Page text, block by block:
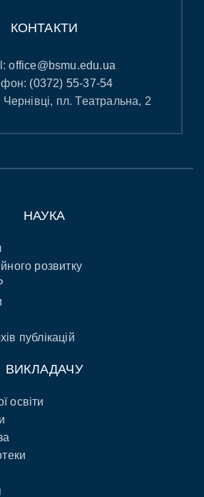
КОНТАКТИ
office@bsmu.edu.ua
(0372) 55-37-54
пл. Театральна, 2
НАУКА
розвитку
публікацій
ВИКЛАДАЧУ
освіти